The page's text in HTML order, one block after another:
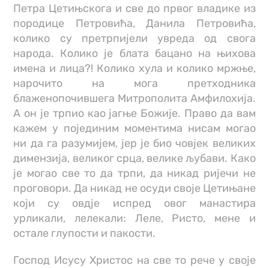
Петра Цетињскога и све до првог владике из
породице Петровића, Данила Петровића,
колико су претрпијели увреда од свога
народа. Колико је блата бацано на њихова
имена и лица?! Колико хула и колико мржње,
нарочито на мога претходника
блаженопочившега Митрополита Амфилохија.
А он је трпио као јагње Божије. Право да вам
кажем у појединим моментима нисам могао
ни да га разумијем, јер је био човјек великих
димензија, великог срца, велике љубави. Како
је могао све то да трпи, да никад ријечи не
проговори. Да никад не осуди своје Цетињане
који су овдје испред овог манастира
урликали, лелекали: Леле, Ристо, мене и
остале глупости и пакости.
Господ Исусу Христос на све то рече у своје